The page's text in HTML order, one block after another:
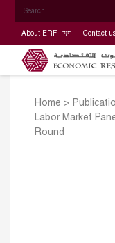
About ERF Contact us
Home >
Labor Market
Round